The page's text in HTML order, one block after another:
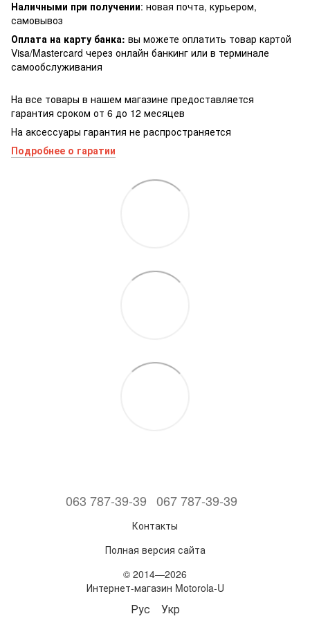
Наличными при получении: новая почта, курьером,
самовывоз
Оплата на карту банка: вы можете оплатить товар картой
Visa/Masterсard через онлайн банкинг или в терминале
самообслуживания
На все товары в нашем магазине предоставляется
гарантия сроком от 6 до 12 месяцев
На аксессуары гарантия не распространяется
Подробнее о гаратии
063 787-39-39 067 787-39-39
Контакты
Полная версия сайта
© 2014—2026
Интернет-магазин Motorola-U
Рус Укр